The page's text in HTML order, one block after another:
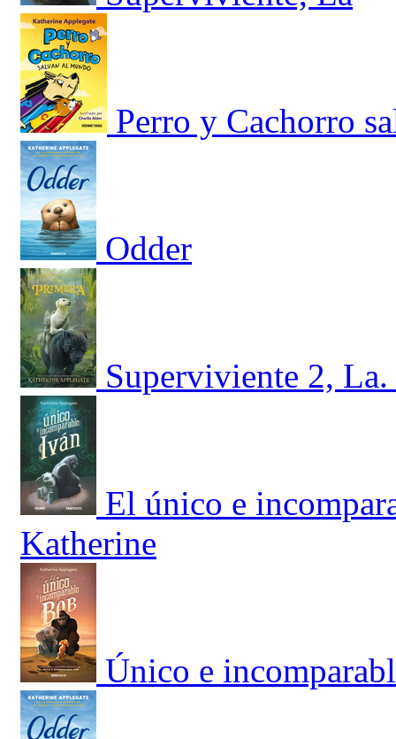
Perro y Cachorro
Odder
Superviviente 2,
El único e
Katherine
Único e